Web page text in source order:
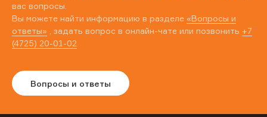
вас вопросы.
Вы можете найти информацию в разделе «Вопросы и
ответы» , задать вопрос в онлайн-чате или позвонить +7
(4725) 20-01-02
Вопросы и ответы